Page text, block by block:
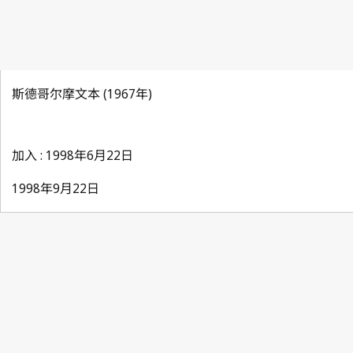
斯德哥尔摩文本 (1967年)
加入 : 1998年6月22日
1998年9月22日